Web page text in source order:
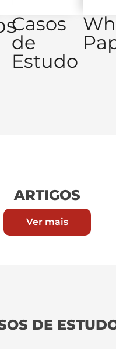
Casos
de
Estudo
ARTIGOS
Ver mais
DE